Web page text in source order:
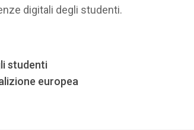
digitali degli studenti.
studenti
europea